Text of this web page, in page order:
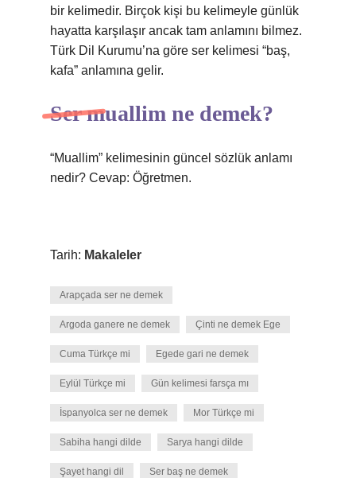
bir kelimedir. Birçok kişi bu kelimeyle günlük
hayatta karşılaşır ancak tam anlamını bilmez.
Türk Dil Kurumu’na göre ser kelimesi “baş,
kafa” anlamına gelir.
Ser muallim ne demek?
“Muallim” kelimesinin güncel sözlük anlamı
nedir? Cevap: Öğretmen.
Tarih: Makaleler
Arapçada ser ne demek
Argoda ganere ne demek Çinti ne demek Ege
Cuma Türkçe mi Egede gari ne demek
Eylül Türkçe mi Gün kelimesi farsça mı
İspanyolca ser ne demek Mor Türkçe mi
Sabiha hangi dilde Sarya hangi dilde
Şayet hangi dil Ser baş ne demek